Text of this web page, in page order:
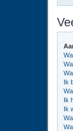
Ik
Ik
Ik